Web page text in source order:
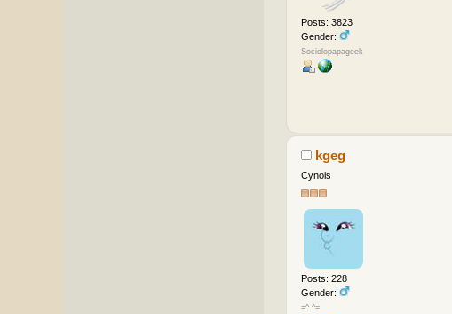
Posts: 3823
Gender:
Sociolopapageek
kgeg
Cynois
Posts: 228
Gender:
=^.^=